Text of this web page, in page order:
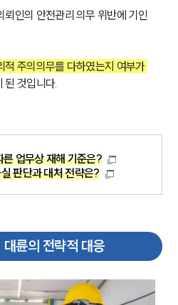
인의 안전관리 의무 위반에 기인
적 주의의무를 다하였는지 여부가
된 것입니다.
업무상 재해 기준은?
판단과 대처 전략은?
륜의 전략적 대응